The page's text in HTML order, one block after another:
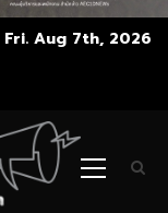
Fri. Aug 7th, 2026
Primary